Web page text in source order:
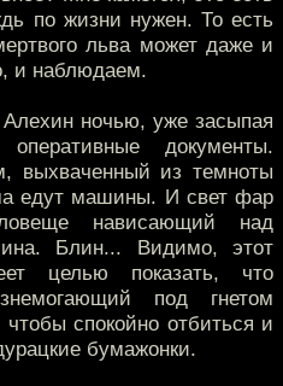
по жизни нужен. То есть
льва может даже и
и наблюдаем.
ночью, уже засыпая
документы.
выхваченный из темноты
едут машины. И свет фар
нависающий над
Блин... Видимо, этот
целью показать, что
под гнетом
спокойно отбиться и
бумажонки.